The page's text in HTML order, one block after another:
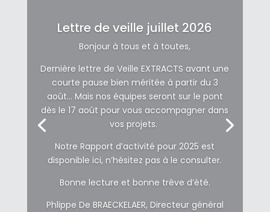
Lettre de veille juillet 2026
Bonjour à tous et à toutes,
Dernière lettre de Veille EXTRACTS avant une
courte pause bien méritée à partir du 3
août… Mais nos équipes seront sur le pont
dès le 17 août pour vous accompagner dans
vos projets.
Notre Rapport d’activité pour 2025 est
disponible ici, n’hésitez pas à le consulter.
Bonne lecture et bonne trêve d’été.
Phlippe De BRAECKELAER, Directeur général